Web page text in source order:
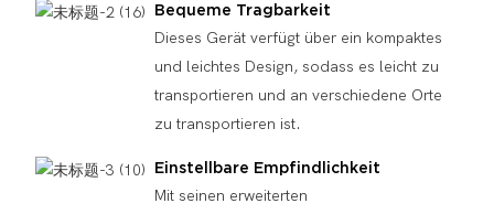
Bequeme Tragbarkeit
Dieses Gerät verfügt über ein kompaktes
und leichtes Design, sodass es leicht zu
transportieren und an verschiedene Orte
zu transportieren ist.
Einstellbare Empfindlichkeit
Mit seinen erweiterten